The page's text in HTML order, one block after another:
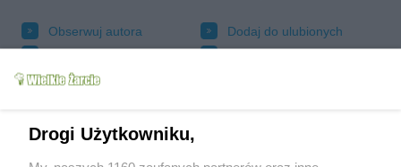
Obserwuj autora
Dodaj do ulubionych
Drukuj
Drogi Użytkowniku,